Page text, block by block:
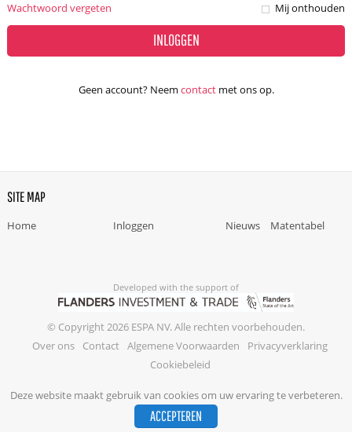
Deze website maakt gebruik van cookies om uw ervaring te verbeteren.
ACCEPTEREN
Wachtwoord vergeten Mij onthouden
INLOGGEN
Geen account? Neem contactmet ons op.
SITE MAP
Home Inloggen Nieuws Matentabel
Developed with the support of
© Copyright 2026 ESPA NV. Alle rechten voorbehouden.
Over ons
Contact Algemene Voorwaarden
Privacyverklaring
Cookiebeleid